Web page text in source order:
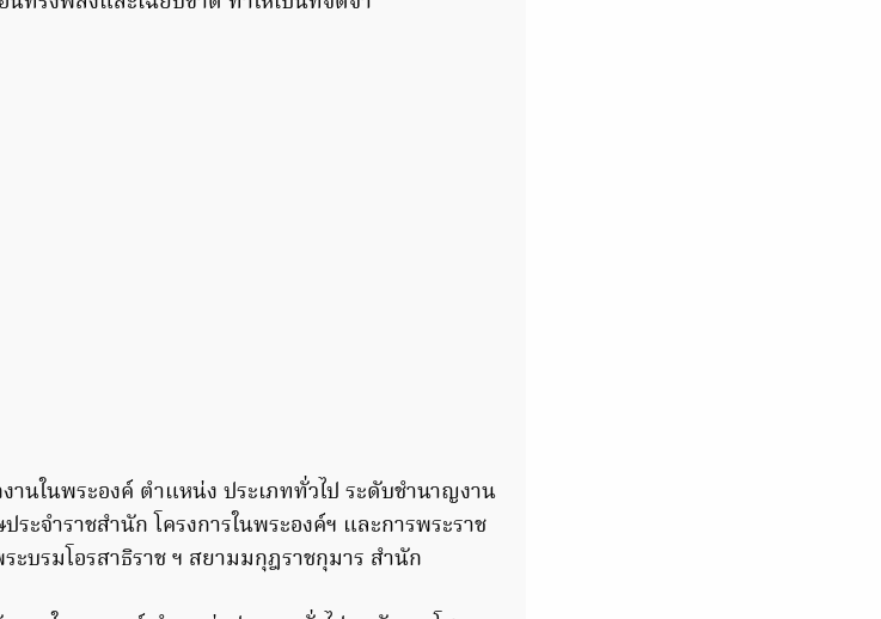
านในพระองค์ ตำแหน่ง ประเภททั่วไป ระดับชำนาญงาน
ะจำราชสำนัก โครงการในพระองค์ฯ และการพระราช
ะบรมโอรสาธิราช ฯ สยามมกุฎราชกุมาร สำนัก